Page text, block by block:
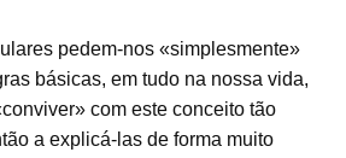
pedem-nos «simplesmente»
básicas, em tudo na nossa vida,
com este conceito tão
a explicá-las de forma muito